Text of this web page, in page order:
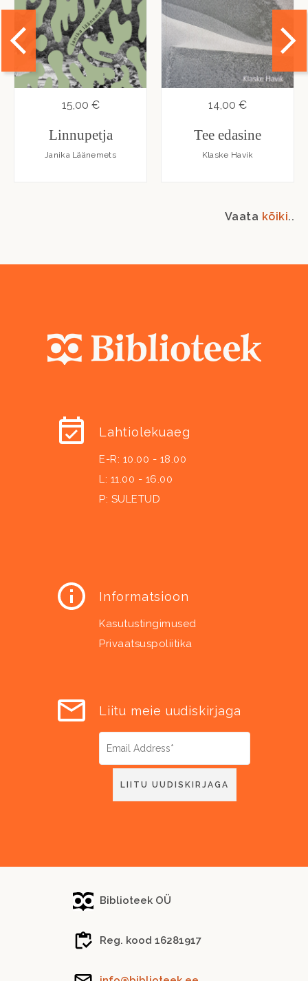
15,00 €
Linnupetja
Janika Läänemets
14,00 €
Tee edasine
Klaske Havik
Vaata kõiki..
Lahtiolekuaeg
E-R: 10.00 - 18.00
L: 11.00 - 16.00
P: SULETUD
Informatsioon
Kasutustingimused
Privaatsuspoliitika
Liitu meie uudiskirjaga
Biblioteek OÜ
Reg. kood 16281917